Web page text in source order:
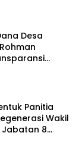
Desa
Panitia
Wakil
8